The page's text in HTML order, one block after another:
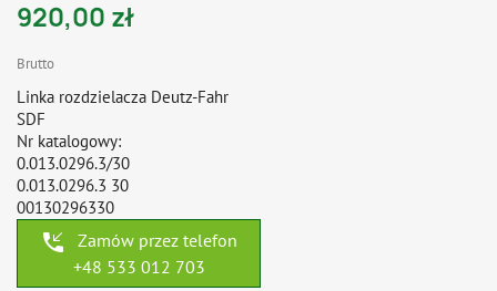
920,00 zł
Brutto
Linka rozdzielacza Deutz-Fahr
SDF
Nr katalogowy:
0.013.0296.3/30
0.013.0296.3 30
00130296330
phone_callback
Zamów przez telefon
+48 533 012 703